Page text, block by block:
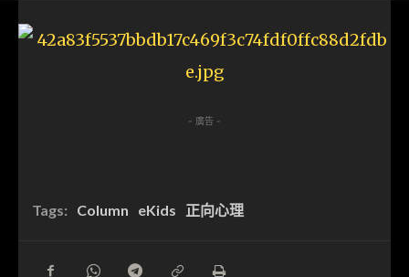
- 廣告 -
Tags: Column eKids 正向心理